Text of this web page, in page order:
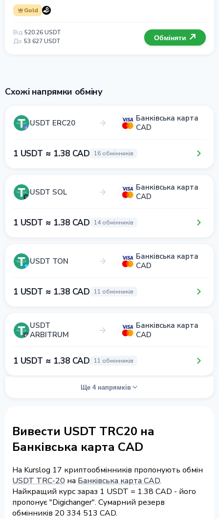
Gold
Від 520.26 USDT
До 53 627 USDT Обміняти
Схожі напрямки обміну
USDT ERC20
Банківська карта
CAD
1 USDT ≈ 1.38 CAD 16 обмінників
USDT SOL
Банківська карта
CAD
1 USDT ≈ 1.38 CAD 14 обмінників
USDT TON
Банківська карта
CAD
1 USDT ≈ 1.38 CAD 11 обмінників
USDT
ARBITRUM
Банківська карта
CAD
1 USDT ≈ 1.38 CAD 11 обмінників
Ще 4 напрямків
Вивести USDT TRC20 на
Банківська карта CAD
На Kurslog 17 криптообмінників пропонують обмін
USDT TRC-20 на Банківська карта CAD.
Найкращий курс зараз 1 USDT = 1.38 CAD - його
пропонує "Digichanger". Сумарний резерв
обмінників 20 334 513 CAD.